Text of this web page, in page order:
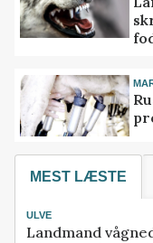
MEST LÆSTE
ULVE
Landmand